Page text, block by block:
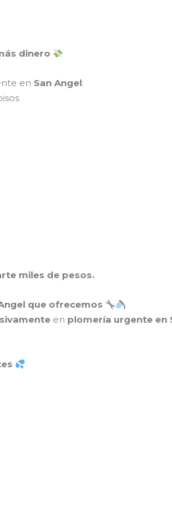
dinero
en San Angel:
miles de pesos.
que ofrecemos
en plomería urgente en